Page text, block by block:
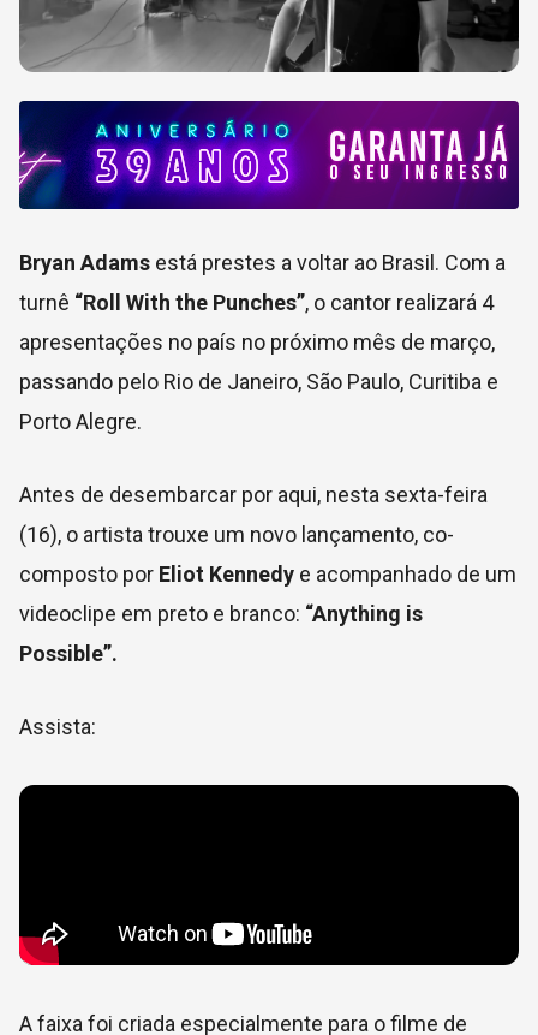
Bryan Adams está prestes a voltar ao Brasil. Com a
turnê “Roll With the Punches”, o cantor realizará 4
apresentações no país no próximo mês de março,
passando pelo Rio de Janeiro, São Paulo, Curitiba e
Porto Alegre.
Antes de desembarcar por aqui, nesta sexta-feira
(16), o artista trouxe um novo lançamento, co-
composto por Eliot Kennedy e acompanhado de um
videoclipe em preto e branco: “Anything is
Possible”.
Assista:
A faixa foi criada especialmente para o filme de